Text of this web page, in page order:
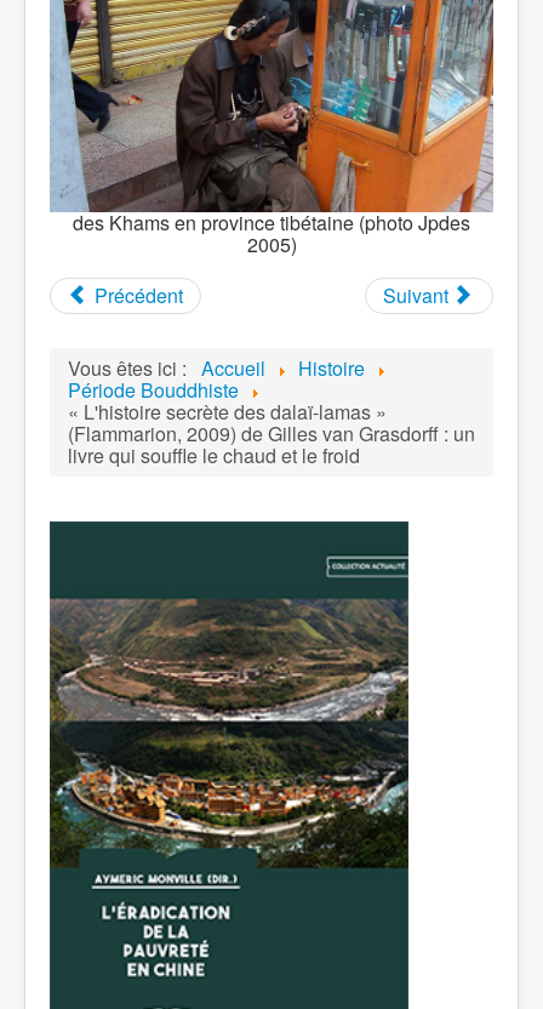
des Khams en province tibétaine (photo Jpdes
2005)
Précédent
Suivant
Vous êtes ici : Accueil Histoire
Période Bouddhiste
« L'histoire secrète des dalaï-lamas »
(Flammarion, 2009) de Gilles van Grasdorff : un
livre qui souffle le chaud et le froid